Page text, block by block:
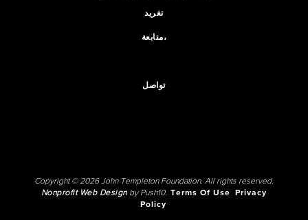
تغريد
متابعة،
تواصل
Copyright © 2026 John Templeton Foundation. All rights reserved.
Nonprofit Web Designby Push10. Terms Of Use
Privacy
Policy